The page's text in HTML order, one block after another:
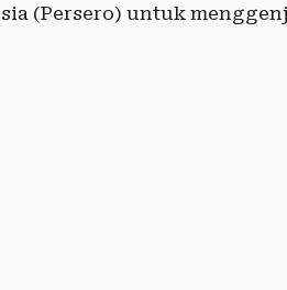
(Persero) untuk